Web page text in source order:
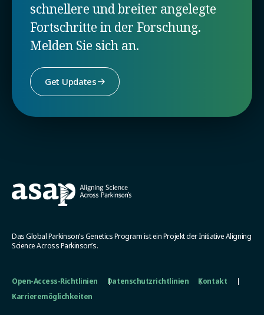
schnellere und breiter angelegte
Fortschritte in der Forschung.
Melden Sie sich an.
Get Updates
Das Global Parkinson’s Genetics Program ist ein Projekt der Initiative Aligning
Science Across Parkinson’s.
Open-Access-Richtlinien Datenschutzrichtlinien
Kontakt
Karrieremöglichkeiten